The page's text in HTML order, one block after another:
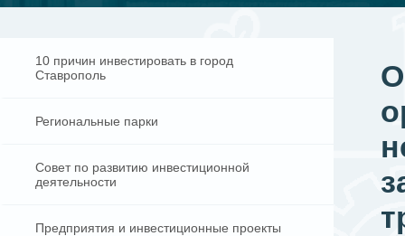
10 причин инвестировать в город
Ставрополь
Региональные парки
Совет по развитию инвестиционной
деятельности
Предприятия и инвестиционные проекты